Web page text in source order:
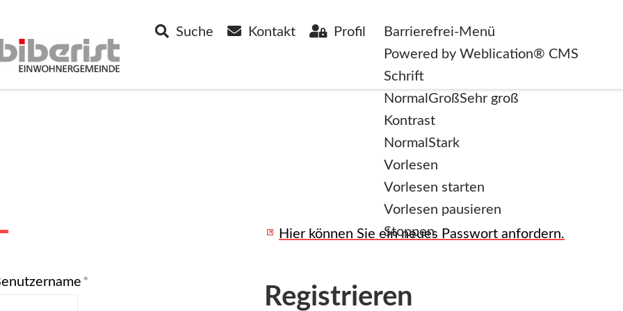
Barrierefrei-Menü
Powered by Weblication® CMS
Schrift
Normal GroßSehr groß
Kontrast
Normal Stark
Vorlesen
Vorlesen starten
Vorlesen pausieren
Stoppen
Profil
Kontakt
Suche
*
Passwort zurücksetzen
Hier können Sie ein neues Passwort anfordern.
Registrieren